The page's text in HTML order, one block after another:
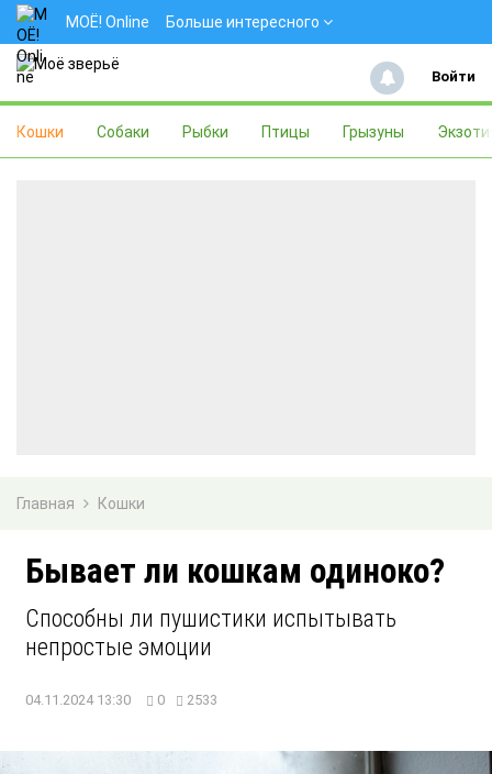
МОЁ! Online Больше интересного
Войти
Кошки Собаки Рыбки Птицы Грызуны
Главная Кошки
Бывает ли кошкам одиноко?
Способны ли пушистики испытывать
непростые эмоции
04.11.2024 13:30 0 2533